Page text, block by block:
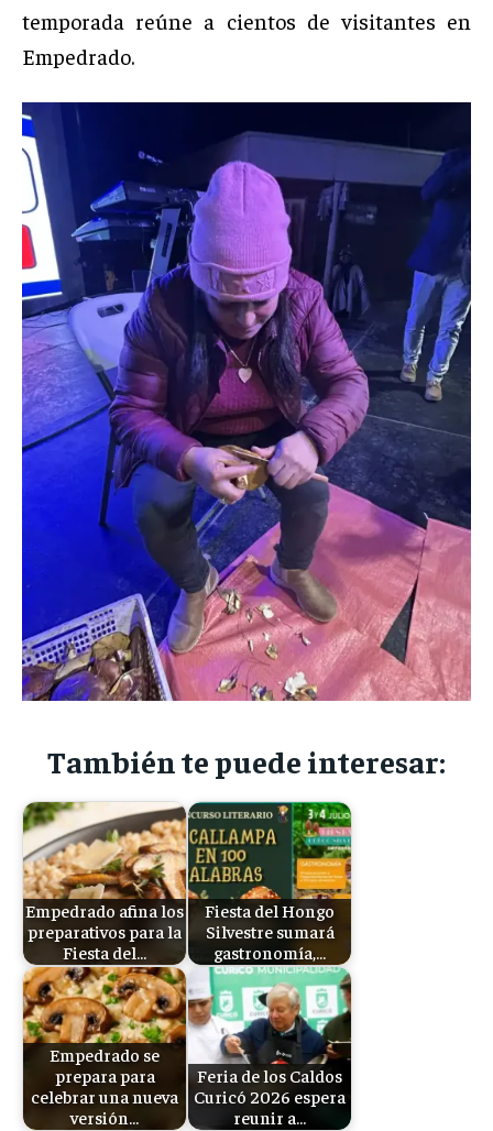
temporada reúne a cientos de visitantes en
Empedrado.
También te puede interesar:
Empedrado afina los
preparativos para la
Fiesta del…
Fiesta del Hongo
Silvestre sumará
gastronomía,…
Empedrado se
prepara para
celebrar una nueva
versión…
Feria de los Caldos
Curicó 2026 espera
reunir a…